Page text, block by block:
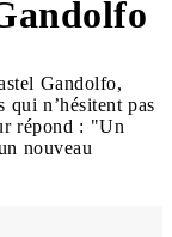
Gandolfo,
qui n’hésitent pas
répond : "Un
nouveau